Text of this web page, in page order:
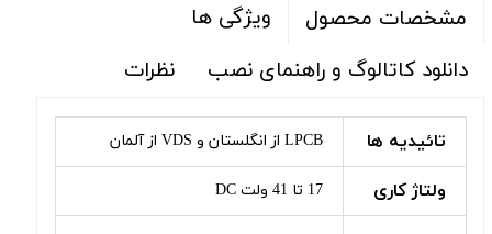
مشخصات محصول
ویژگی ها
دانلود کاتالوگ و راهنمای نصب
نظرات
تائیدیه ها LPCB از انگلستان و VDS از آلمان
ولتاژ کاری 17 تا 41 ولت DC